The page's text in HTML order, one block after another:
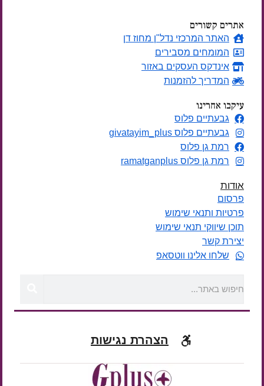
אתרים קשורים
האתר המרכזי נדל"ן מחוז דן
המומחים מסבירים
אינדקס העסקים באזור
המדריך להזמנות
עיקבו אחרינו
גבעתיים פלוס
גבעתיים פלוס givatayim_plus
רמת גן פלוס
רמת גן פלוס ramatganplus
אודות
פרסום
פרטיות ותנאי שימוש
תוכן שיווקי תנאי שימוש
יצירת קשר
שלחו אלינו ווטסאפ
הצהרת נגישות